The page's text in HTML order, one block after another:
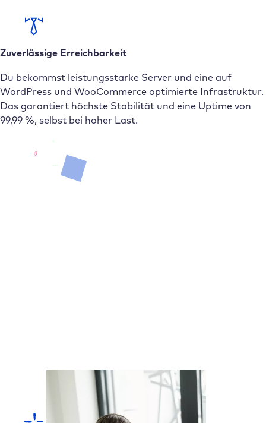
Zuverlässige Erreichbarkeit
Du bekommst leistungsstarke Server und eine auf
WordPress und WooCommerce optimierte Infrastruktur.
Das garantiert höchste Stabilität und eine Uptime von
99,99 %, selbst bei hoher Last.